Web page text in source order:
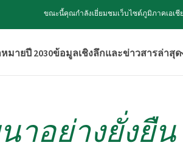
ขณะนี้คุณกำลังเยี่ยมชมเว็บไซต์ภูมิภาคเอเชี
หมายปี 2030ข้อมูลเชิงลึกและข่าวสารล่าสุด
าอย่างยั่งยืน